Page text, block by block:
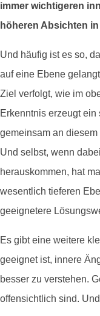
immer wichtigeren
höheren Absichten
Und häufig ist es so,
auf eine Ebene
Ziel verfolgt, wie im
Erkenntnis erzeugt
gemeinsam an
Und selbst, wenn
herauskommen, hat
wesentlich tieferen
geeignetere
Es gibt eine weitere
geeignet ist, innere
besser zu verstehen.
offensichtlich sind.